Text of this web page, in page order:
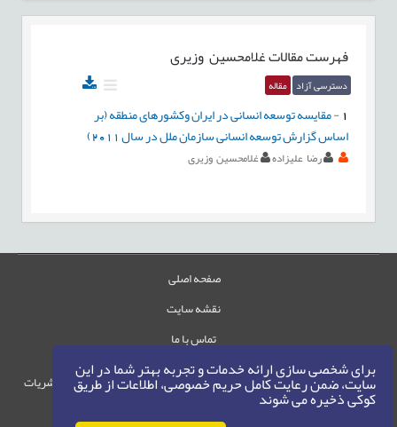
برای شخصی سازی ارائه خدمات و تجربه بهتر شما در این
سایت، ضمن رعایت کامل حریم خصوصی، اطلاعات از طریق
کوکی ذخیره می شوند
فهرست مقالاتغلامحسین وزیری
دسترسی آزاد مقاله
-مقایسه توسعه انسانی در ایران وکشورهای منطقه (بر
اساس گزارش توسعه انسانی سازمان ملل در سال 2011)
رضا علیزاده غلامحسین وزیری
صفحه اصلی
نقشه سایت
تماس با ما
حقوق این وب‌سایت متعلق به سامانه مدیریت نشریات